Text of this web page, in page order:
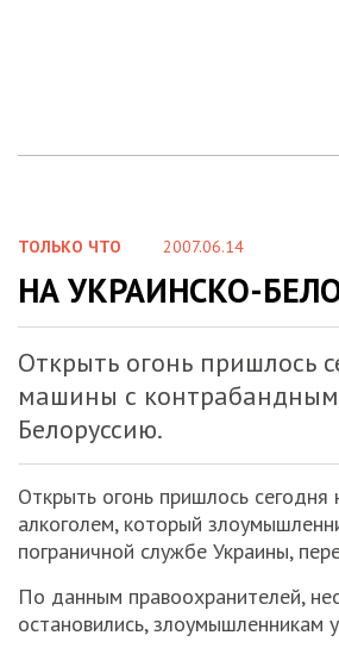
ТОЛЬКО ЧТО 2007.06.14
НА УКРАИНСКО-
Открыть огонь пришлось
машины с контрабандным
Белоруссию.
Открыть огонь пришлось
алкоголем, который
пограничной службе Украины,
По данным правоохранителей,
остановились, злоумышленникам